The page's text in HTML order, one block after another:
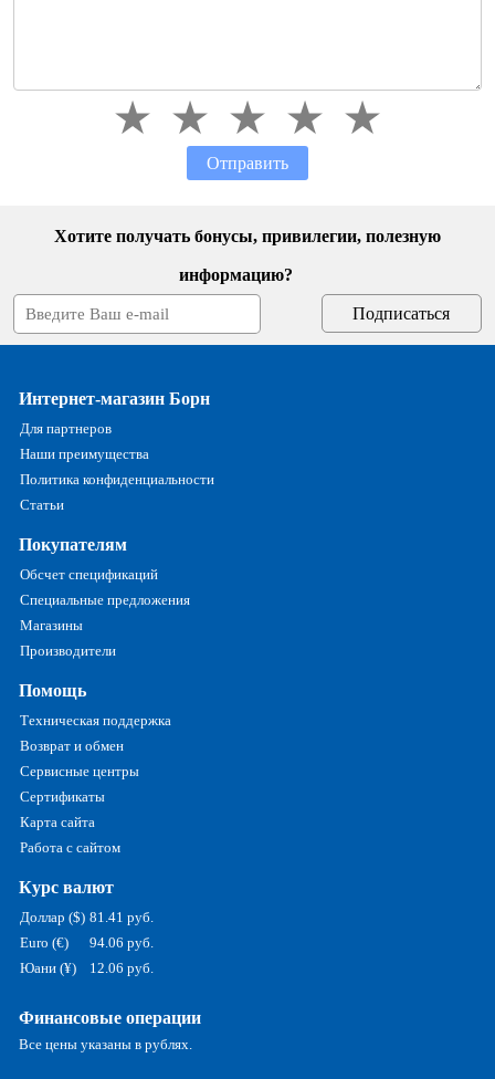
Отправить
Хотите получать бонусы, привилегии, полезную
информацию?
Интернет-магазин Борн
Для партнеров
Наши преимущества
Политика конфиденциальности
Статьи
Покупателям
Обсчет спецификаций
Специальные предложения
Магазины
Производители
Помощь
Техническая поддержка
Возврат и обмен
Сервисные центры
Сертификаты
Карта сайта
Работа с сайтом
Курс валют
Доллар ($) 81.41 руб.
Euro (€)
94.06 руб.
Юани (¥)
12.06 руб.
Финансовые операции
Все цены указаны в рублях.